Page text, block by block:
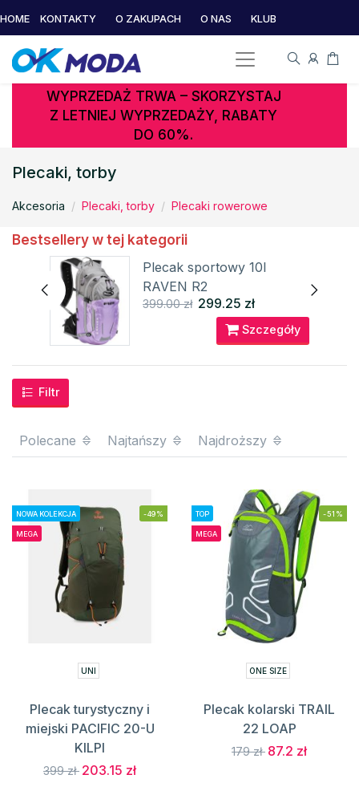
HOME KONTAKTY O ZAKUPACH O NAS KLUB
WYPRZEDAŻ TRWA – SKORZYSTAJ
Z LETNIEJ WYPRZEDAŻY, RABATY
DO 60%.
Plecaki, torby
Akcesoria Plecaki, torby Plecaki rowerowe
Bestsellery w tej kategorii
Plecak sportowy 10l
RAVEN R2
399.00 zł 299.25 zł
Szczegóły
Filtr
Polecane Najtańszy Najdroższy
NOWA KOLEKCJA
MEGA
-49%
UNI
Plecak turystyczny i
miejski PACIFIC 20-U
KILPI
399 zł 203.15 zł
TOP
MEGA
-51%
ONE SIZE
Plecak kolarski TRAIL
22 LOAP
179 zł 87.2 zł